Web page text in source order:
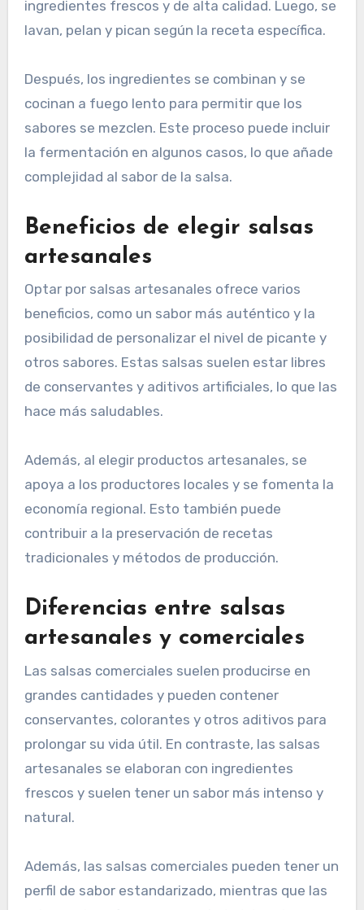
ingredientes frescos y de alta calidad. Luego, se
lavan, pelan y pican según la receta específica.
Después, los ingredientes se combinan y se
cocinan a fuego lento para permitir que los
sabores se mezclen. Este proceso puede incluir
la fermentación en algunos casos, lo que añade
complejidad al sabor de la salsa.
Beneficios de elegir salsas
artesanales
Optar por salsas artesanales ofrece varios
beneficios, como un sabor más auténtico y la
posibilidad de personalizar el nivel de picante y
otros sabores. Estas salsas suelen estar libres
de conservantes y aditivos artificiales, lo que las
hace más saludables.
Además, al elegir productos artesanales, se
apoya a los productores locales y se fomenta la
economía regional. Esto también puede
contribuir a la preservación de recetas
tradicionales y métodos de producción.
Diferencias entre salsas
artesanales y comerciales
Las salsas comerciales suelen producirse en
grandes cantidades y pueden contener
conservantes, colorantes y otros aditivos para
prolongar su vida útil. En contraste, las salsas
artesanales se elaboran con ingredientes
frescos y suelen tener un sabor más intenso y
natural.
Además, las salsas comerciales pueden tener un
perfil de sabor estandarizado, mientras que las